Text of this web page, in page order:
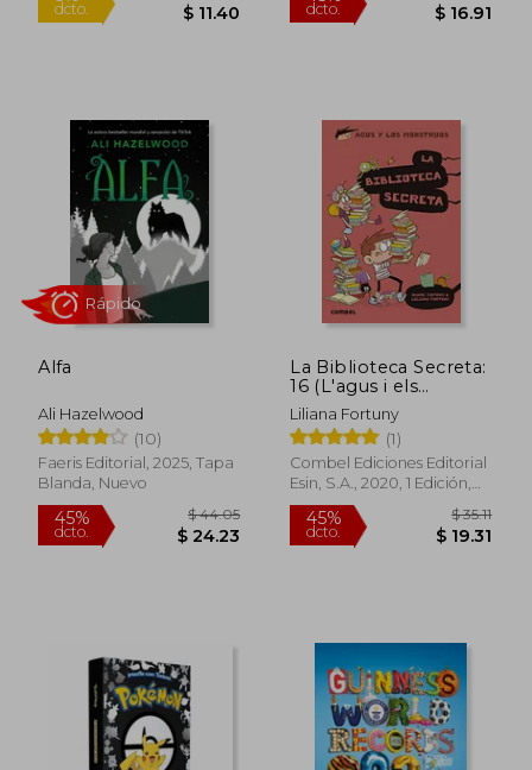
40%
dcto.
45%
dcto.
Alfa
Ali Hazelwood
(10)
Faeris Editorial, 2025, Tapa
Blanda, Nuevo
La Biblioteca Secreta:
16 (L'agus i els
Monstres)
Liliana Fortuny
(1)
Combel Ediciones Editorial
Esin, S.A., 2020, 1 Edición,
Tapa Blanda, Nuevo